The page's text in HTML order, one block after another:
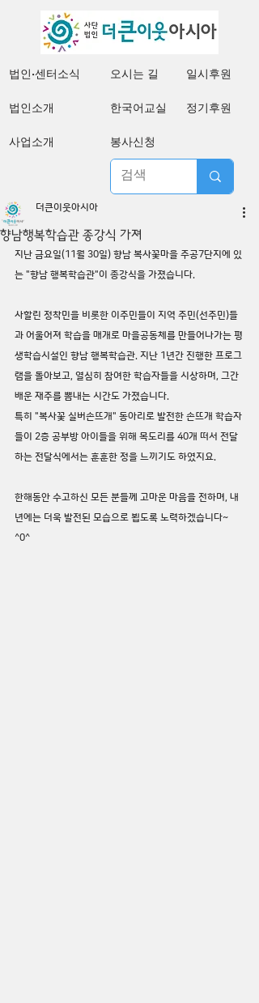
오시는 길
법인·센터소식 일시후원
한국어교실
법인소개
봉사신청
정기후원
사업소개
향남행복학습관 종강식 가져
더큰이웃아시아
지난 금요일(11월 30일) 향남 복사꽃마을 주공7단지에 있
는 "향남 행복학습관"이 종강식을 가졌습니다.
사할린 정착민을 비롯한 이주민들이 지역 주민(선주민)들
과 어울어져 학습을 매개로 마을공동체를 만들어나가는 평
생학습시설인 향남 행복학습관. 지난 1년간 진행한 프로그
램을 돌아보고, 열심히 참여한 학습자들을 시상하며, 그간
배운 재주를 뽐내는 시간도 가졌습니다.
특히 "복사꽃 실버손뜨개" 동아리로 발전한 손뜨개 학습자
들이 2층 공부방 아이들을 위해 목도리를 40개 떠서 전달
하는 전달식에서는 훈훈한 정을 느끼기도 하였지요.
한해동안 수고하신 모든 분들께 고마운 마음을 전하며, 내
년에는 더욱 발전된 모습으로 뵙도록 노력하겠습니다~
^0^